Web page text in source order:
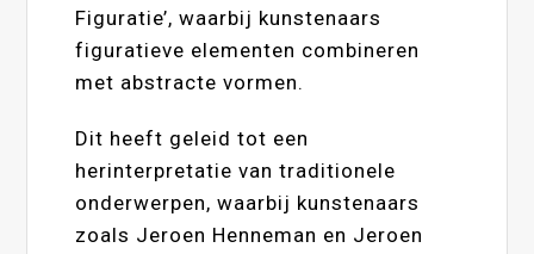
Figuratie’, waarbij kunstenaars
figuratieve elementen combineren
met abstracte vormen.
Dit heeft geleid tot een
herinterpretatie van traditionele
onderwerpen, waarbij kunstenaars
zoals Jeroen Henneman en Jeroen